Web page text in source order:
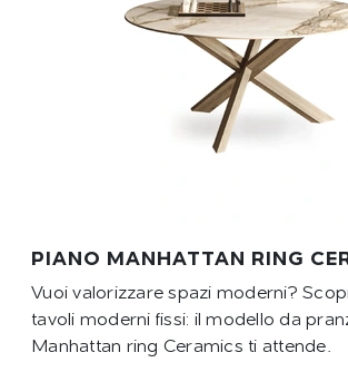
PIANO MANHATTAN RING
Vuoi valorizzare spazi moderni?
tavoli moderni fissi: il modello da
Manhattan ring Ceramics ti attende.